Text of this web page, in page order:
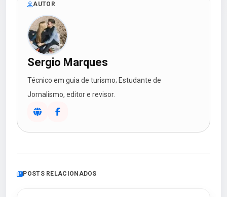
AUTOR
Sergio Marques
Técnico em guia de turismo; Estudante de
Jornalismo, editor e revisor.
POSTS RELACIONADOS